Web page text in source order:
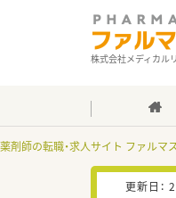
株式会社メディカル
薬剤師の転職・求人サイト ファルマ
更新日：